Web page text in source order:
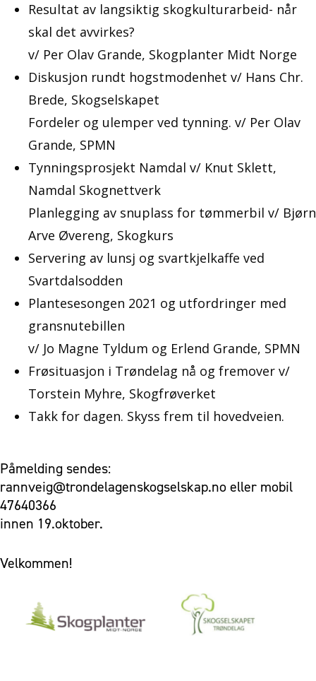
Resultat av langsiktig skogkulturarbeid- når
skal det avvirkes?
v/ Per Olav Grande, Skogplanter Midt Norge
Diskusjon rundt hogstmodenhet v/ Hans Chr.
Brede, Skogselskapet
Fordeler og ulemper ved tynning. v/ Per Olav
Grande, SPMN
Tynningsprosjekt Namdal v/ Knut Sklett,
Namdal Skognettverk
Planlegging av snuplass for tømmerbil v/ Bjørn
Arve Øvereng, Skogkurs
Servering av lunsj og svartkjelkaffe ved
Svartdalsodden
Plantesesongen 2021 og utfordringer med
gransnutebillen
v/ Jo Magne Tyldum og Erlend Grande, SPMN
Frøsituasjon i Trøndelag nå og fremover v/
Torstein Myhre, Skogfrøverket
Takk for dagen. Skyss frem til hovedveien.
Påmelding sendes:
rannveig@trondelagenskogselskap.no eller mobil
47640366
innen 19.oktober.
Velkommen!